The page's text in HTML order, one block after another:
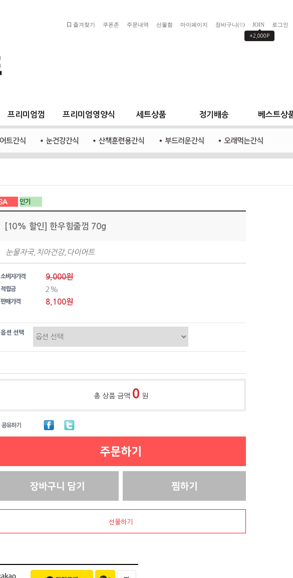
로그인
JOIN
+2,000P
장바구니(0)
마이페이지
선물함
주문내역
쿠폰존
즐겨찾기
프리미엄껌 프리미엄영양식 세트상품 정기배송 베스트상
[10% 할인] 한우힘줄껌 70g
눈물자국,치아건강,다이어트
소비자가격 9,000원
적립금 2%
판매가격 8,100원
옵션 선택
총 상품 금액 0 원
선물하기